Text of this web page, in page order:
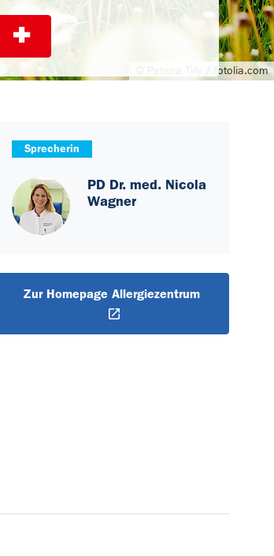
© Patrizia Tilly / fotolia.com
Sprecherin
PD Dr. med. Nicola
Wagner
Zur Homepage Allergiezentrum